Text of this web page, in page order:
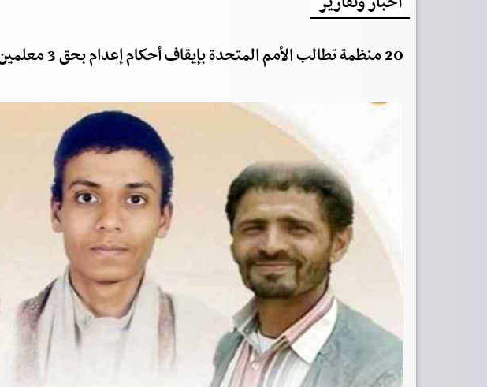
20 منظمة تطالب الأمم المتحدة بإيقاف أحكام إعدام بحق 3 معلمين مختطفين لدى الحوثيين